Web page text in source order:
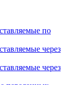
по
через
через